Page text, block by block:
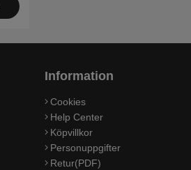
Information
Cookies
Help Center
Köpvillkor
Personuppgifter
Retur(PDF)